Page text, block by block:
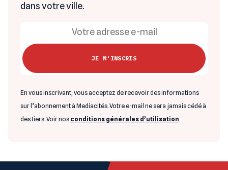
dans votre ville.
En vous inscrivant, vous acceptez de recevoir des informations
sur l’abonnement à Mediacités. Votre e-mail ne sera jamais cédé à
des tiers. Voir nos conditions générales d’utilisation